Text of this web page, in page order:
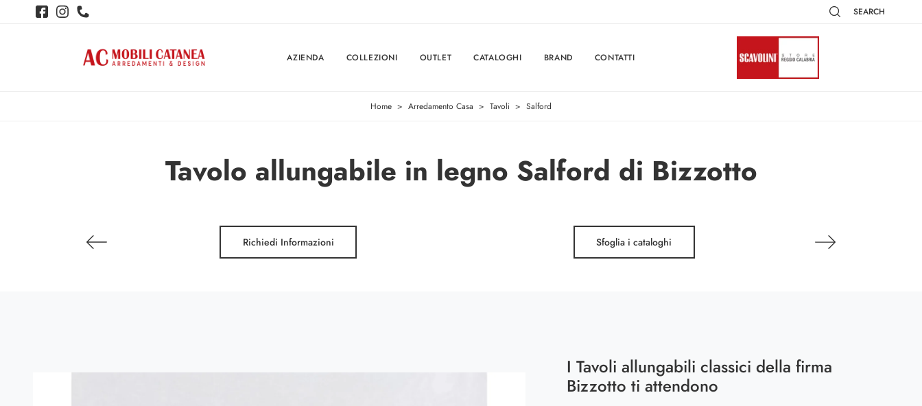
SEARCH
AZIENDA COLLEZIONI OUTLET CATALOGHI BRAND CONTATTI
Home > Arredamento Casa > Tavoli > Salford
Tavolo allungabile in legno Salford di Bizzotto
Richiedi Informazioni Sfoglia i cataloghi
I Tavoli allungabili classici della firma
Bizzotto ti attendono